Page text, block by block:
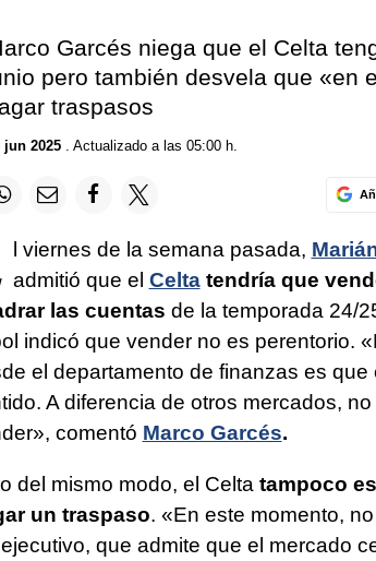
Garcés niega que el Celta
pero también desvela que «en
traspasos
jun 2025. Actualizado a las 05:00 h.
l viernes de la semana pasada,
admitió que el Celtatendría que
las cuentas de la temporada 24/
indicó que vender no es perentorio.
el departamento de finanzas es que
A diferencia de otros mercados,
comentó Marco Garcés.
del mismo modo, el Celta tampoco
un traspaso. «En este momento,
que admite que el mercado